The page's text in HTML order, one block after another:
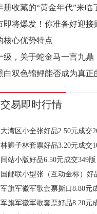
册收藏的“黄金年代”来临
即将爆发！你准备好迎接
核心优势特点
级，关于蛇金马一言九鼎
白双色锦鲤能否成为真正
2026年最冷的一天：加
会不会请大主播？
易即时行情
义二小型张连号38.50元成交6
片（大全套）好品385.00元成
义二小型张好品38.50元成交
套票撕口3.25元成交160套
熊猫币加字好品420.00元成
大湾区小全张好品2.50元成交
站小版好品6.50元成交349版
邮联小型张（互动金标）好
旗军徽军歌套票撕口8.80元
旗军徽军歌套票好品8.20元
二小型张特殊靓号70.00元
票好品72.00元成交20套